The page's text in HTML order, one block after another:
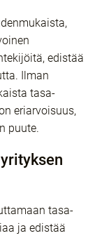
edistää
Ilman
tasa-
eriarvoisuus,
puute.
tasa-
ja edistää